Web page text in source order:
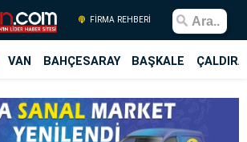
FİRMA REHBERİ
VAN BAHÇESARAY BAŞKALE